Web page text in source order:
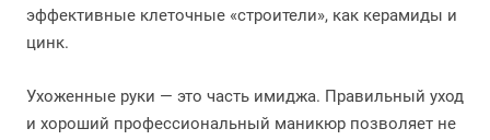
эффективные клеточные «строители», как керамиды и
цинк.
Ухоженные руки — это часть имиджа. Правильный уход
и хороший профессиональный маникюр позволяет не